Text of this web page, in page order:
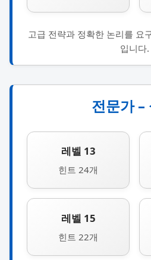
고급 전략과 정확한 논리를 요
입니다.
전문가 –
레벨 13
힌트 24개
레벨 15
힌트 22개